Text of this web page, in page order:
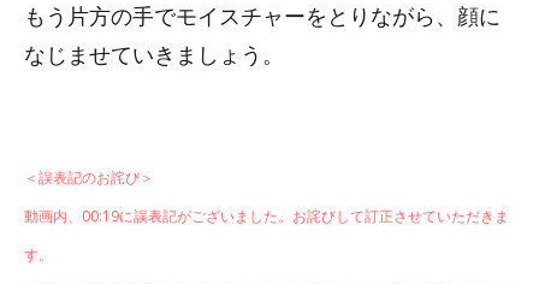
もう片方の手でモイスチャーをとりながら、顔に
なじませていきましょう。
＜誤表記のお詫び＞
動画内、00:19に誤表記がございました。お詫びして訂正させていただきま
す。